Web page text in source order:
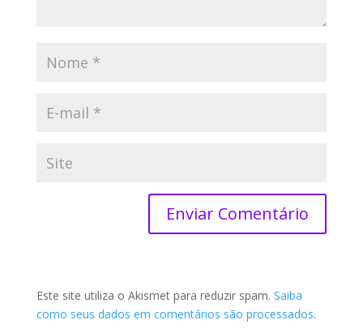
Este site utiliza o Akismet para reduzir spam. Saiba
como seus dados em comentários são processados.